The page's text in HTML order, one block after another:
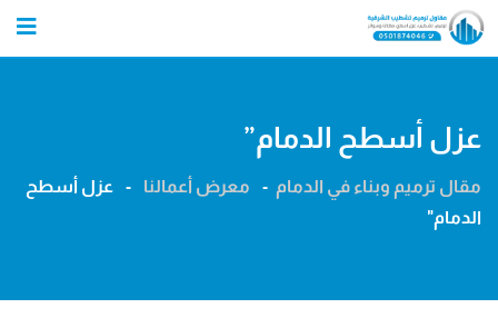
Skip
عزل أسطح الدمام”
مقال ترميم وبناء في الدمام - معرض أعمالنا -
عزل أسطح
الدمام"